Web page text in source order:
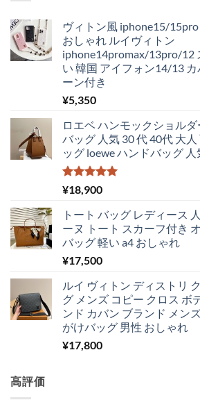
¥5,250
で
し
た。
¥4,830
で
す。
ヴィトン風 iphone15/
おしゃれ ルイヴィトン
iphone14promax/13pro/12
い 韓国 アイフォン14/13 カ
ーン付き
¥5,350
ロエベ ハンモックショル
バッグ 人気 30 代 40代 大
ッグ loewe ハンドバッグ 人
5段階中
5.00の評価
¥18,900
トート バッグ レディース
ーヌ トート スカーフ付き
バッグ 軽い a4 おしゃれ
¥17,500
ルイ ヴィトン ディストリ
グ メンズ コピー クロス ボ
ンド カバン ブランド メン
がけバッグ 男性 おしゃれ
¥17,800
高評価